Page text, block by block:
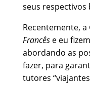
seus respectivos
Recentemente, a
Francêse eu
abordando as
fazer, para
tutores